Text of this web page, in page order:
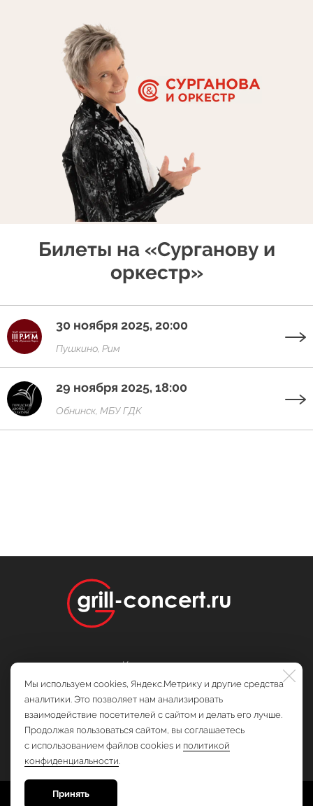
Билеты на «Сурганову и
оркестр»
30 ноября 2025, 20:00
Пушкино, Рим
29 ноября 2025, 18:00
Обнинск, МБУ ГДК
Контакты
Публичная оферта
+7 (495) 922-33-00
Мы используем cookies, Яндекс.Метрику и другие средства
аналитики. Это позволяет нам анализировать
взаимодействие посетителей с сайтом и делать его лучше.
Продолжая пользоваться сайтом, вы соглашаетесь
с использованием файлов cookies и политикой
конфиденциальности.
Принять